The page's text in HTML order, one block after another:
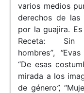
varios medios
derechos de las
por la guajira.
Receta: Sin
hombres”, “Evas
“De esas
mirada a los
de género”,